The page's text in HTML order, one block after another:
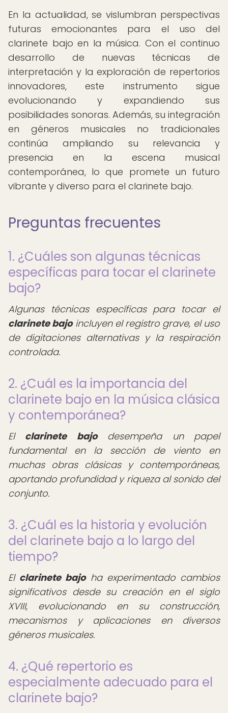
En la actualidad, se vislumbran perspectivas
futuras emocionantes para el uso del
clarinete bajo en la música. Con el continuo
desarrollo de nuevas técnicas de
interpretación y la exploración de repertorios
innovadores, este instrumento sigue
evolucionando y expandiendo sus
posibilidades sonoras. Además, su integración
en géneros musicales no tradicionales
continúa ampliando su relevancia y
presencia en la escena musical
contemporánea, lo que promete un futuro
vibrante y diverso para el clarinete bajo.
Preguntas frecuentes
1. ¿Cuáles son algunas técnicas
específicas para tocar el clarinete
bajo?
Algunas técnicas específicas para tocar el
clarinete bajoincluyen el registro grave, el uso
de digitaciones alternativas y la respiración
controlada.
2. ¿Cuál es la importancia del
clarinete bajo en la música clásica
y contemporánea?
El clarinete bajodesempeña un papel
fundamental en la sección de viento en
muchas obras clásicas y contemporáneas,
aportando profundidad y riqueza al sonido del
conjunto.
3. ¿Cuál es la historia y evolución
del clarinete bajo a lo largo del
tiempo?
El clarinete bajoha experimentado cambios
significativos desde su creación en el siglo
XVIII, evolucionando en su construcción,
mecanismos y aplicaciones en diversos
géneros musicales.
4. ¿Qué repertorio es
especialmente adecuado para el
clarinete bajo?